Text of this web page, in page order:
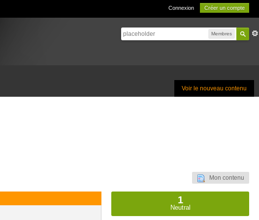
Connexion Créer un compte
Membres
Voir le nouveau contenu
Mon contenu
1
Neutral